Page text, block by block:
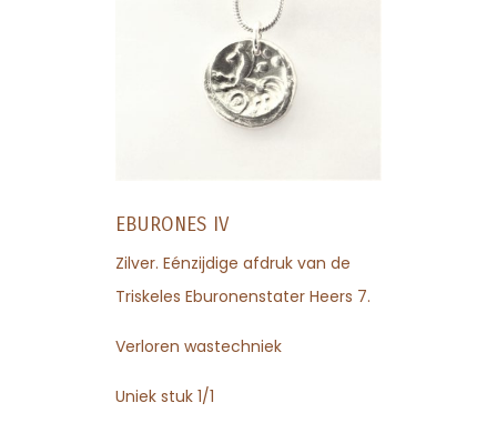
EBURONES IV
Zilver. Eénzijdige afdruk van de
Triskeles Eburonenstater Heers 7.
Verloren wastechniek
Uniek stuk 1/1